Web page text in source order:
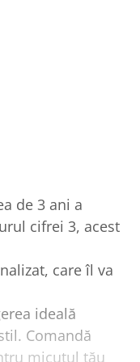
de 3 ani a
cifrei 3, acest
care îl va
ideală
Comandă
micuțul tău